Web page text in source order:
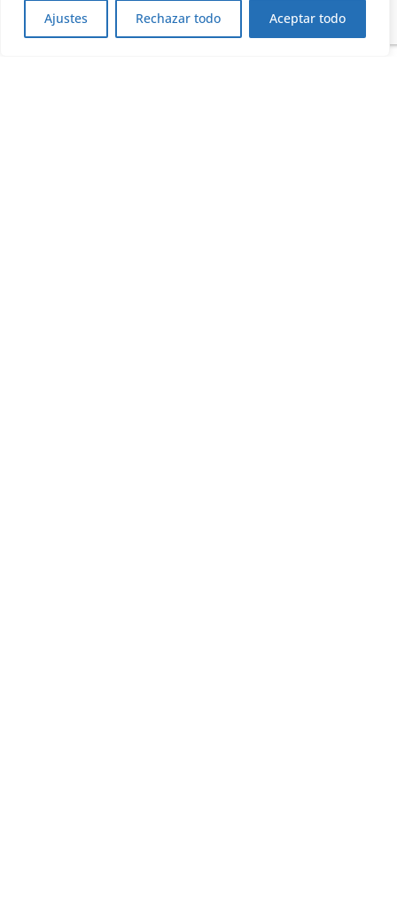
Ajustes Rechazar todo Aceptar todo
Leer más